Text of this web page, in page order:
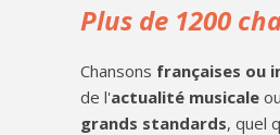
Plus de 1200
Chansons françaises ou
de l'actualité musicale
grands standards, quel